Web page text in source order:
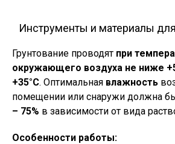
Инструменты и материалы
Грунтование проводят при
окружающего воздуха не ниже
+35°С. Оптимальная влажность
помещении или снаружи должна
– 75% в зависимости от вида
Особенности работы: